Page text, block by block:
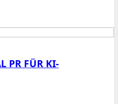
PR FÜR KI-